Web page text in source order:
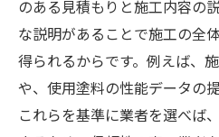
のある見積もりと施工内容の
な説明があることで施工の全
得られるからです。例えば、
や、使用塗料の性能データの
これらを基準に業者を選べば